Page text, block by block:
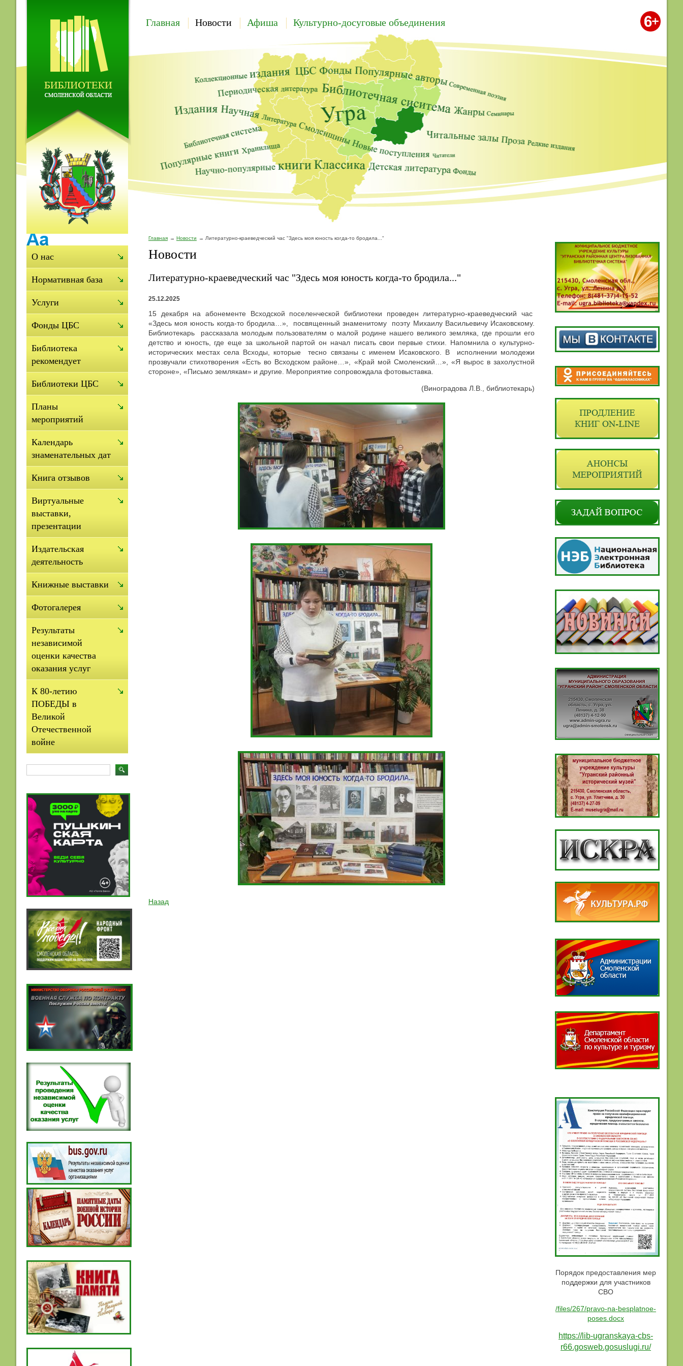
Главная Новости Афиша Культурно-досуговые объединения
Главная Новости Литературно-краеведческий час "Здесь моя юность когда-то бродила..."
Новости
Литературно-краеведческий час "Здесь моя юность когда-то бродила..."
25.12.2025
15 декабря на абонементе Всходской поселенческой библиотеки проведен литературно-краеведческий час
«Здесь моя юность когда-то бродила…», посвященный знаменитому поэту Михаилу Васильевичу Исаковскому.
Библиотекарь рассказала молодым пользователям о малой родине нашего великого земляка, где прошли его
детство и юность, где еще за школьной партой он начал писать свои первые стихи. Напомнила о культурно-
исторических местах села Всходы, которые тесно связаны с именем Исаковского. В исполнении молодежи
прозвучали стихотворения «Есть во Всходском районе…», «Край мой Смоленский…», «Я вырос в захолустной
стороне», «Письмо землякам» и другие. Мероприятие сопровождала фотовыставка.
(Виноградова Л.В., библиотекарь)
Назад
О нас
Нормативная база
Услуги
Фонды ЦБС
Библиотека
рекомендует
Библиотеки ЦБС
Планы
мероприятий
Календарь
знаменательных дат
Книга отзывов
Виртуальные
выставки,
презентации
Издательская
деятельность
Книжные выставки
Фотогалерея
Результаты
независимой
оценки качества
оказания услуг
К 80-летию
ПОБЕДЫ в
Великой
Отечественной
войне
Порядок предоставления мер
поддержки для участников
СВО
/files/267/pravo-na-besplatnoe-
poses.docx
https://lib-ugranskaya-cbs-
r66.gosweb.gosuslugi.ru/